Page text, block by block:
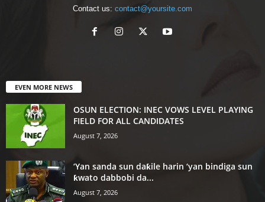
Contact us: contact@yoursite.com
EVEN MORE NEWS
OSUN ELECTION: INEC VOWS LEVEL PLAYING
FIELD FOR ALL CANDIDATES
August 7, 2026
‘Yan sanda sun daƙile harin ‘yan bindiga sun
ƙwato dabbobi da...
August 7, 2026